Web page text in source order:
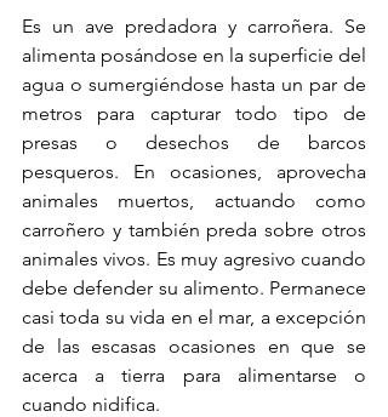
Es un ave predadora y carroñera. Se
alimenta posándose en la superficie del
agua o sumergiéndose hasta un par de
metros para capturar todo tipo de
presas o desechos de barcos
pesqueros. En ocasiones, aprovecha
animales muertos, actuando como
carroñero y también preda sobre otros
animales vivos. Es muy agresivo cuando
debe defender su alimento. Permanece
casi toda su vida en el mar, a excepción
de las escasas ocasiones en que se
acerca a tierra para alimentarse o
cuando nidifica.